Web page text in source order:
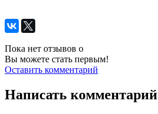
Пока нет отзывов о
Вы можете стать первым!
Оставить комментарий
Написать комментарий